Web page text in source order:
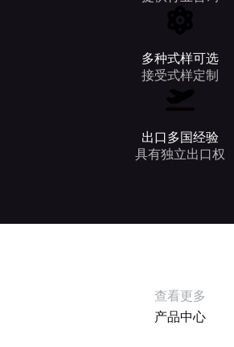
多种式样可选
接受式样定制
出口多国经验
具有独立出口权
查看更多
产品中心